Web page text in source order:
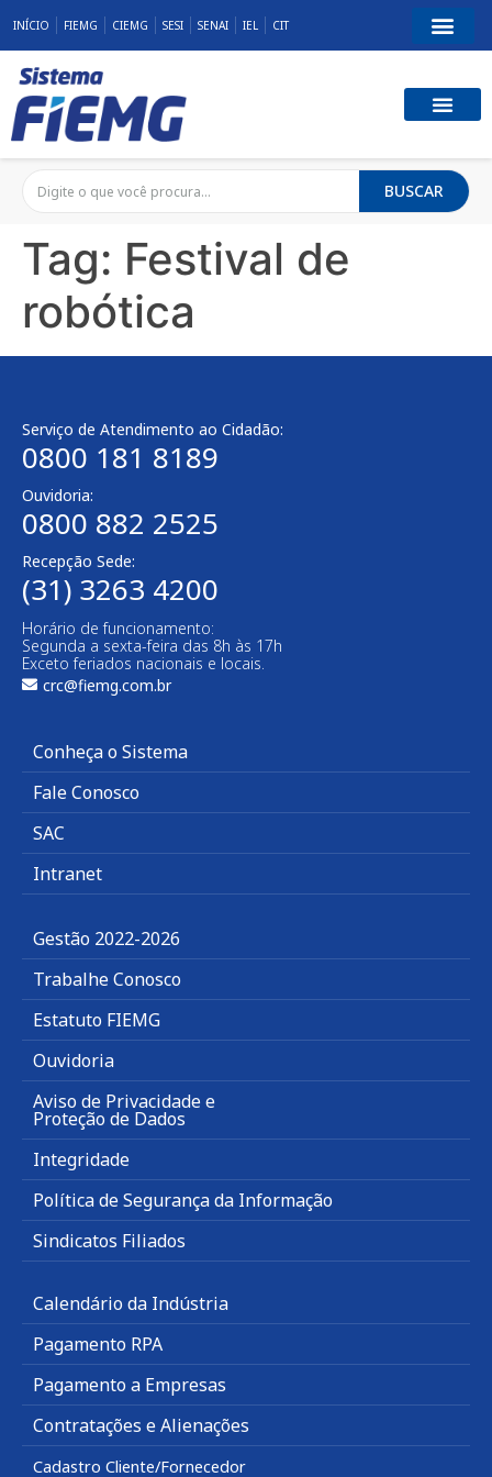
INÍCIO FIEMG CIEMG SESI SENAI IEL CIT
BUSCAR
Tag: Festival de
robótica
Serviço de Atendimento ao Cidadão:
0800 181 8189
Ouvidoria:
0800 882 2525​
Recepção Sede:
(31) 3263 4200
Horário de funcionamento:
Segunda a sexta-feira das 8h às 17h
Exceto feriados nacionais e locais.
crc@fiemg.com.br
Conheça o Sistema
Fale Conosco
SAC
Intranet
Gestão 2022-2026
Trabalhe Conosco
Estatuto FIEMG
Ouvidoria
Aviso de Privacidade e
Proteção de Dados
Integridade
Política de Segurança da Informação
Sindicatos Filiados
Calendário da Indústria
Pagamento RPA
Pagamento a Empresas
Contratações e Alienações
Cadastro Cliente/Fornecedor